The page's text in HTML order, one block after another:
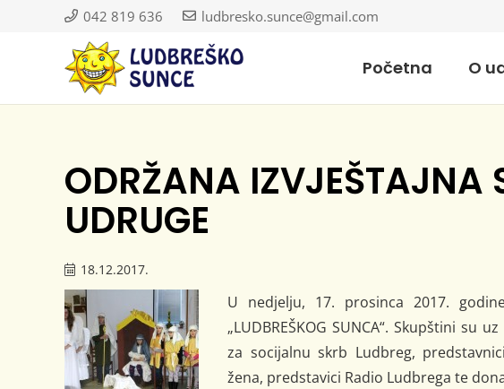
042 819 636 ludbresko.sunce@gmail.com
Početna O
ODRŽANA IZVJEŠTAJNA
UDRUGE
18.12.2017.
U nedjelju, 17. prosinca 2017.
„LUDBREŠKOG SUNCA“. Skupštini su
za socijalnu skrb Ludbreg,
žena, predstavici Radio Ludbrega te